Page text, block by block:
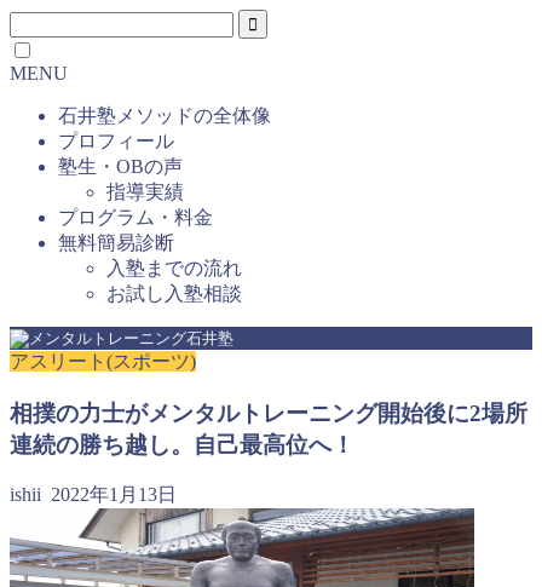
MENU
石井塾メソッドの全体像
プロフィール
塾生・OBの声
指導実績
プログラム・料金
無料簡易診断
入塾までの流れ
お試し入塾相談
アスリート(スポーツ)
相撲の力士がメンタルトレーニング開始後に2場所
連続の勝ち越し。自己最高位へ！
ishii 2022年1月13日